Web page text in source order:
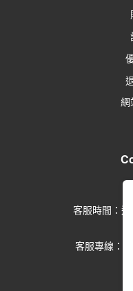
網
客服時間：
客服專線：